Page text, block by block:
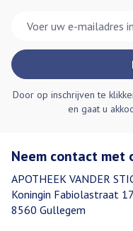
Door op inschrijven te
en gaat u
Neem contact met
APOTHEEK VANDER
Koningin Fabiolastraat 17
8560 Gullegem